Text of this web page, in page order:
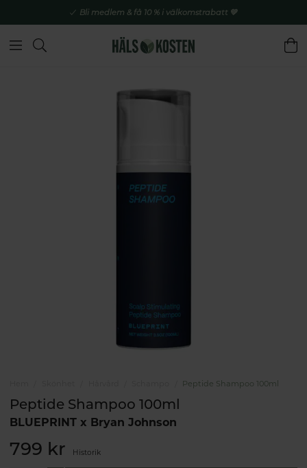
Bli medlem & få 10 % i välkomstrabatt 💚
Peptide Shampoo 100ml
Peptide Shampoo 100ml
BLUEPRINT x Bryan Johnson
799 kr Historik